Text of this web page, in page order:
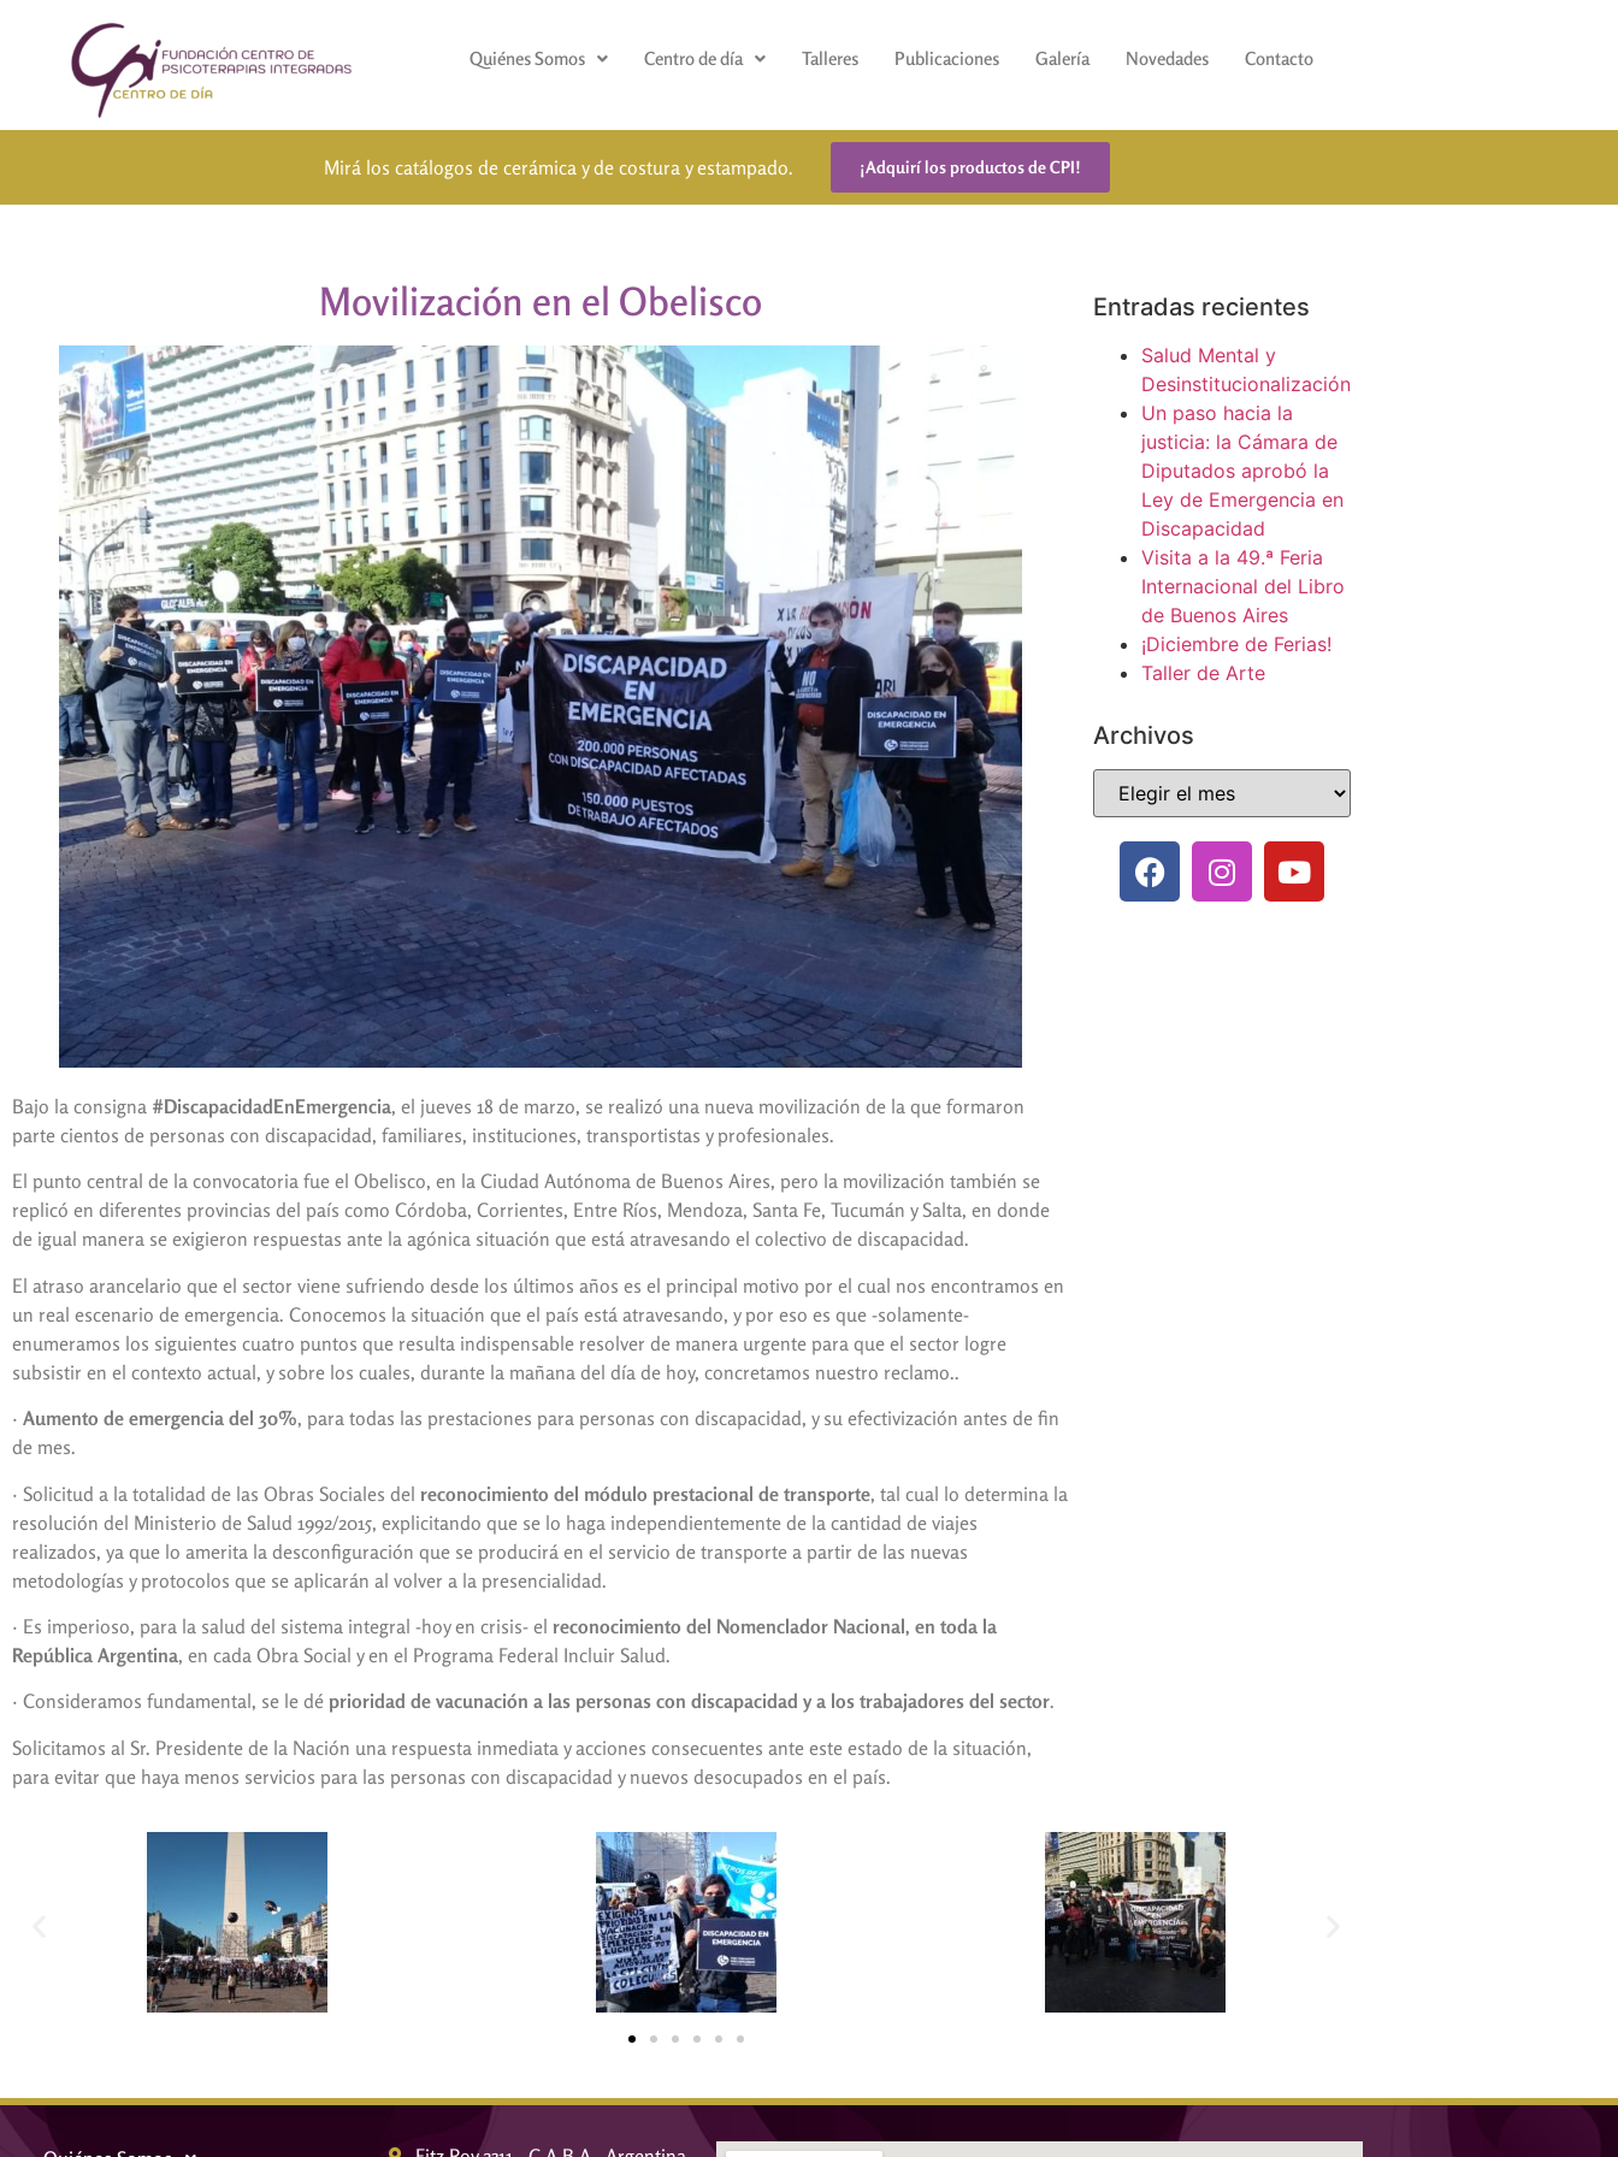
Quiénes Somos Centro de día Talleres Publicaciones Galería Novedades Contacto
Mirá los catálogos de cerámica y de costura y estampado. ¡Adquirí los productos de CPI!
Movilización en el Obelisco
Bajo la consigna #DiscapacidadEnEmergencia, el jueves 18 de marzo, se realizó una nueva movilización de la que formaron
parte cientos de personas con discapacidad, familiares, instituciones, transportistas y profesionales.
El punto central de la convocatoria fue el Obelisco, en la Ciudad Autónoma de Buenos Aires, pero la movilización también se
replicó en diferentes provincias del país como Córdoba, Corrientes, Entre Ríos, Mendoza, Santa Fe, Tucumán y Salta, en donde
de igual manera se exigieron respuestas ante la agónica situación que está atravesando el colectivo de discapacidad.
El atraso arancelario que el sector viene sufriendo desde los últimos años es el principal motivo por el cual nos encontramos en
un real escenario de emergencia. Conocemos la situación que el país está atravesando, y por eso es que -solamente-
enumeramos los siguientes cuatro puntos que resulta indispensable resolver de manera urgente para que el sector logre
subsistir en el contexto actual, y sobre los cuales, durante la mañana del día de hoy, concretamos nuestro reclamo..
· Aumento de emergencia del 30%, para todas las prestaciones para personas con discapacidad, y su efectivización antes de fin
de mes.
· Solicitud a la totalidad de las Obras Sociales del reconocimiento del módulo prestacional de transporte, tal cual lo determina la
resolución del Ministerio de Salud 1992/2015, explicitando que se lo haga independientemente de la cantidad de viajes
realizados, ya que lo amerita la desconfiguración que se producirá en el servicio de transporte a partir de las nuevas
metodologías y protocolos que se aplicarán al volver a la presencialidad.
· Es imperioso, para la salud del sistema integral -hoy en crisis- el reconocimiento del Nomenclador Nacional, en toda la
República Argentina, en cada Obra Social y en el Programa Federal Incluir Salud.
· Consideramos fundamental, se le dé prioridad de vacunación a las personas con discapacidad y a los trabajadores del sector.
Solicitamos al Sr. Presidente de la Nación una respuesta inmediata y acciones consecuentes ante este estado de la situación,
para evitar que haya menos servicios para las personas con discapacidad y nuevos desocupados en el país.
Entradas recientes
Salud Mental y
Desinstitucionalización
Un paso hacia la
justicia: la Cámara de
Diputados aprobó la
Ley de Emergencia en
Discapacidad
Visita a la 49.ª Feria
Internacional del Libro
de Buenos Aires
¡Diciembre de Ferias!
Taller de Arte
Archivos